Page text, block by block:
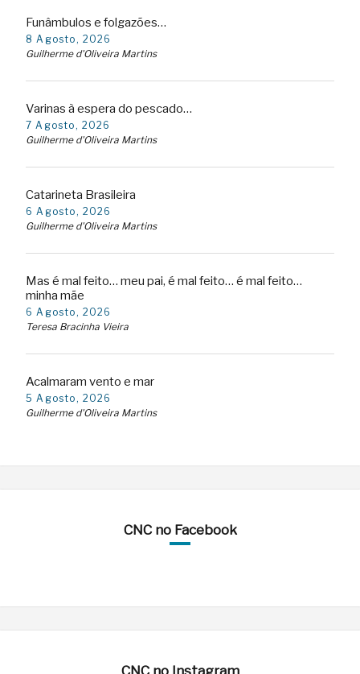
Funâmbulos e folgazões…
8 Agosto, 2026
Guilherme d'Oliveira Martins
Varinas à espera do pescado…
7 Agosto, 2026
Guilherme d'Oliveira Martins
Catarineta Brasileira
6 Agosto, 2026
Guilherme d'Oliveira Martins
Mas é mal feito… meu pai, é mal feito… é mal feito…
minha mãe
6 Agosto, 2026
Teresa Bracinha Vieira
Acalmaram vento e mar
5 Agosto, 2026
Guilherme d'Oliveira Martins
CNC no Facebook